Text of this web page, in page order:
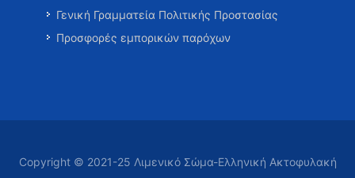
Γενική Γραμματεία Πολιτικής Προστασίας
Προσφορές εμπορικών παρόχων
Copyright © 2021-25 Λιμενικό Σώμα-Ελληνική Ακτοφυλακή